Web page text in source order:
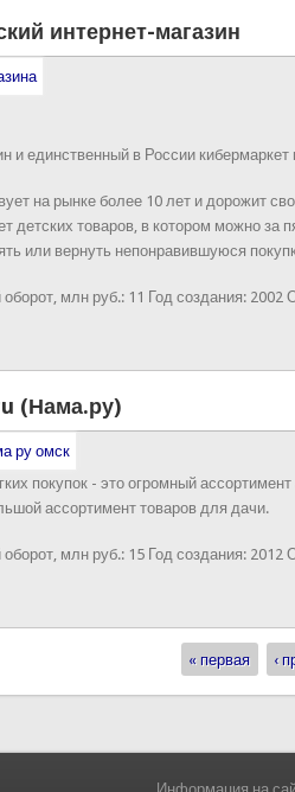
интернет-магазин
и единственный в России
на рынке более 10 лет и дорожит
детских товаров, в котором можно
или вернуть непонравившуюся
млн руб.: 11 Год создания: 2002
(Нама.ру)
покупок - это огромный
ассортимент товаров для дачи.
млн руб.: 15 Год создания: 2012
« первая ‹